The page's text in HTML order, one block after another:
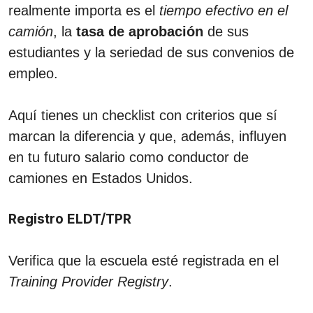
realmente importa es el tiempo efectivo en el
camión, la tasa de aprobación de sus
estudiantes y la seriedad de sus convenios de
empleo.
Aquí tienes un checklist con criterios que sí
marcan la diferencia y que, además, influyen
en tu futuro salario como conductor de
camiones en Estados Unidos.
Registro ELDT/TPR
Verifica que la escuela esté registrada en el
Training Provider Registry.